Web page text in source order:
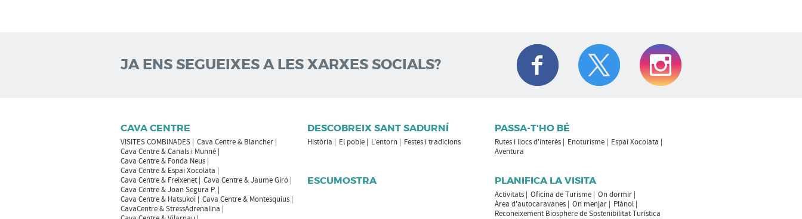
JA ENS SEGUEIXES A LES XARXES SOCIALS?
CAVA CENTRE
VISITES COMBINADES
Cava Centre & Blancher
Cava Centre & Canals i Munné
Cava Centre & Fonda Neus
Cava Centre & Espai Xocolata
Cava Centre & Freixenet
Cava Centre & Jaume Giró
Cava Centre & Joan Segura P.
Cava Centre & Hatsukoi
Cava Centre & Montesquius
CavaCentre & StressAdrenalina
DESCOBREIX SANT SADURNÍ
Història El poble L'entorn Festes i tradicions
PASSA-T'HO BÉ
Rutes i llocs d'interès Enoturisme
Espai Xocolata
Aventura
ESCUMOSTRA PLANIFICA LA VISITA
Activitats Oficina de Turisme
On dormir
Àrea d'autocaravanes
On menjar
Plànol
Reconeixement Biosphere de Sostenibilitat Turística